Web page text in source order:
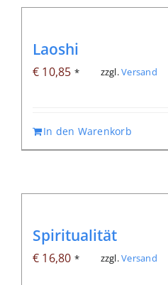
Laoshi
€ 10,85 * zzgl.Versand
In den Warenkorb
Spiritualität
€ 16,80 * zzgl.Versand